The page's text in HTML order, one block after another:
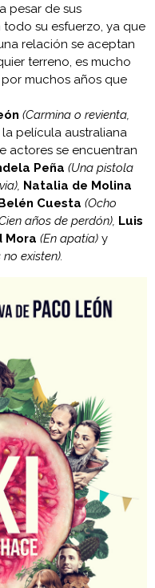
pesar de sus
su esfuerzo, ya que
relación se aceptan
terreno, es mucho
muchos años que
(Carmina o revienta,
película australiana
actores se encuentran
Peña (Una pistola
Natalia de Molina
Cuesta (Ocho
años de perdón), Luis
Mora (En apatía) y
existen).